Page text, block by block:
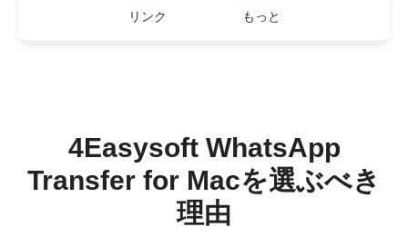
リンク もっと
4Easysoft WhatsApp
Transfer for Macを選ぶべき
理由